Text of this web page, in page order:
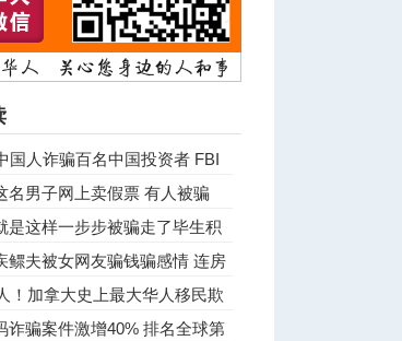
国人诈骗百名中国投资者 FBI
名男子网上卖假票 有人被骗
是这样一步步被骗走了毕生积
分文不剩 ...
鳏夫被女网友骗钱骗感情 连房
！加拿大史上最大华人移民欺
诈骗案件激增40% 排名全球第